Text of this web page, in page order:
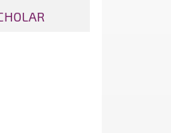
de los objetos
la articulación